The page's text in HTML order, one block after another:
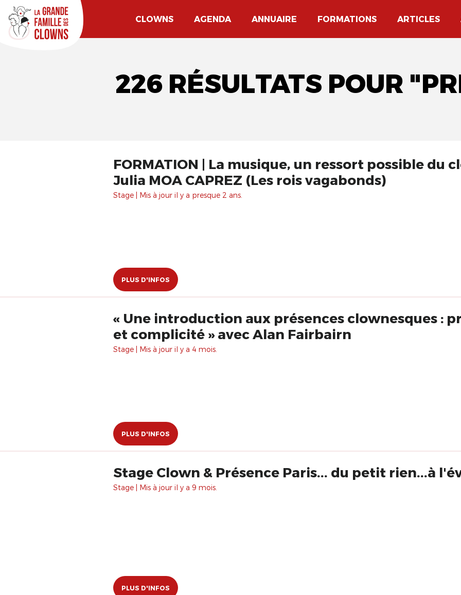
CLOWNS AGENDA ANNUAIRE FORMATIONS ARTICLES
226 RÉSULTATS POUR
FORMATION | La musique, un ressort possible du
Julia MOA CAPREZ (Les rois vagabonds)
Stage | Mis à jour il y a presque 2 ans.
PLUS D'INFOS
« Une introduction aux présences clownesques : provocations
et complicité » avec Alan Fairbairn
Stage | Mis à jour il y a 4 mois.
PLUS D'INFOS
Stage Clown & Présence Paris... du petit rien...à
Stage | Mis à jour il y a 9 mois.
PLUS D'INFOS